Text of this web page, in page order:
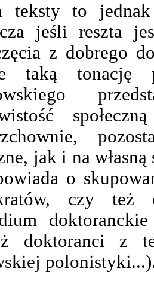
teksty to
jeśli reszta
z dobrego
taką tonację
jak i na
o
czy
doktoranci z